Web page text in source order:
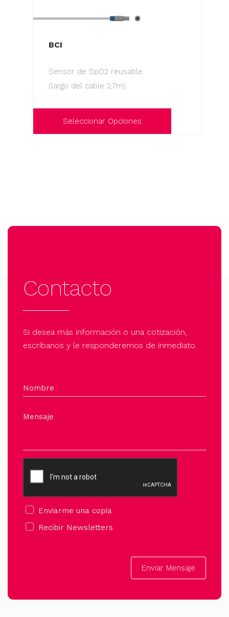
BCI
Sensor de SpO2 reusable
(largo del cable 2,7m).
Seleccionar Opciones
opciones
en
la
página
de
producto
Contacto
Si desea más información o una cotización,
escríbanos y le responderemos de inmediato.
Nombre
Mensaje
Enviarme una copia
Recibir Newsletters
Enviar Mensaje